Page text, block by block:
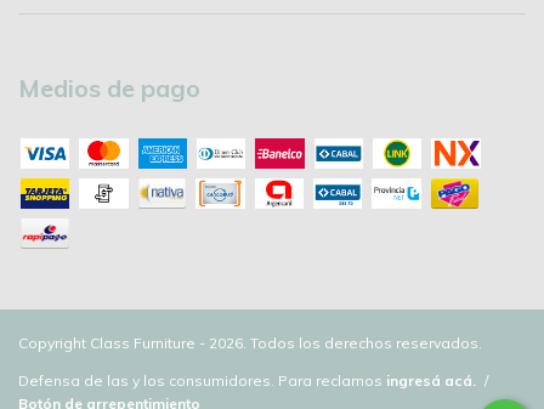
Medios de pago
Copyright Class Furniture - 2026. Todos los derechos reservados.
Defensa de las y los consumidores. Para reclamos ingresá acá.
/
Botón de arrepentimiento